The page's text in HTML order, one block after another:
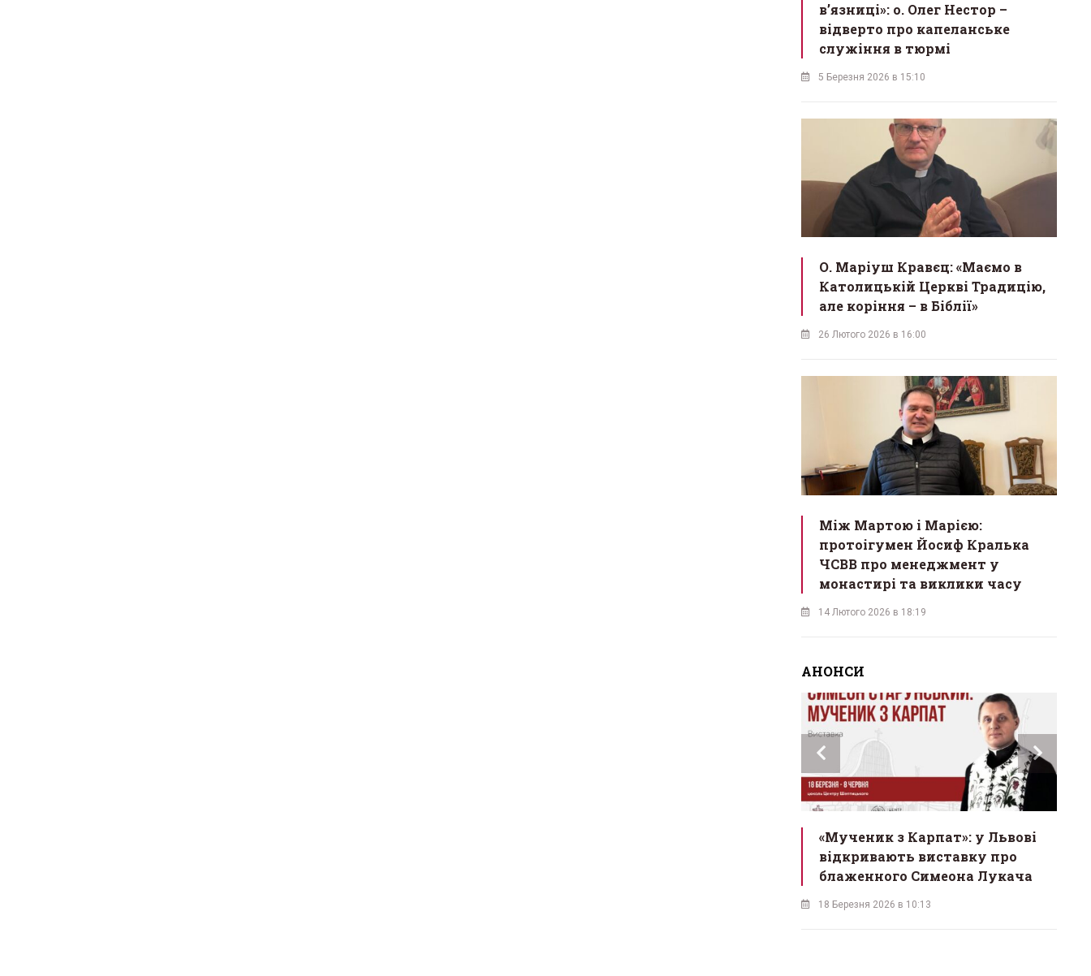
вʼязниці»: о. Олег Нестор –
відверто про капеланське
служіння в тюрмі
5 Березня 2026 в 15:10
О. Маріуш Кравєц: «Маємо в
Католицькій Церкві Традицію,
але коріння – в Біблії»
26 Лютого 2026 в 16:00
Між Мартою і Марією:
протоігумен Йосиф Кралька
ЧСВВ про менеджмент у
монастирі та виклики часу
14 Лютого 2026 в 18:19
АНОНСИ
«Мученик з Карпат»: у Львові
відкривають виставку про
блаженного Симеона Лукача
18 Березня 2026 в 10:13